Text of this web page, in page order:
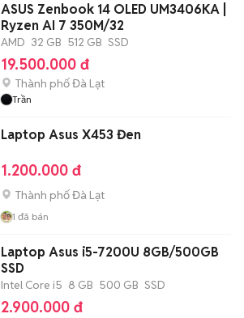
ASUS Zenbook 14 OLED UM3406KA |
Ryzen AI 7 350M/32
AMD 32 GB 512 GB SSD
19.500.000 đ
Thành phố Đà Lạt
Trần
Laptop Asus X453 Đen
1.200.000 đ
Thành phố Đà Lạt
1 đã bán
Laptop Asus i5-7200U 8GB/500GB
SSD
Intel Core i5 8 GB 500 GB SSD
2.900.000 đ